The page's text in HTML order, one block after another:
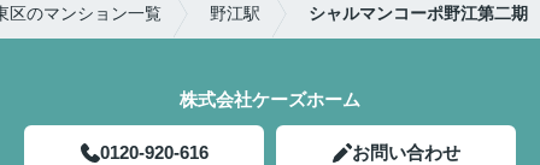
区のマンション一覧 野江駅 シャルマンコーポ野江第二期
株式会社ケーズホーム
0120-920-616 お問い合わせ